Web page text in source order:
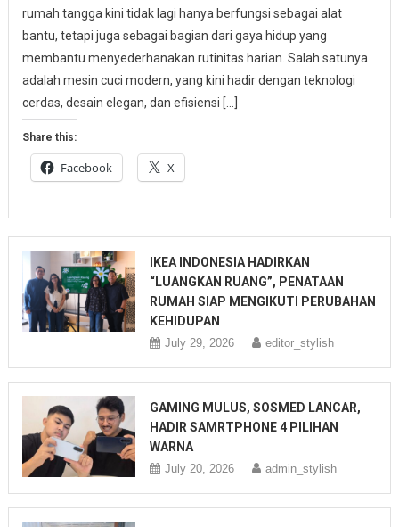
rumah tangga kini tidak lagi hanya berfungsi sebagai alat
bantu, tetapi juga sebagai bagian dari gaya hidup yang
membantu menyederhanakan rutinitas harian. Salah satunya
adalah mesin cuci modern, yang kini hadir dengan teknologi
cerdas, desain elegan, dan efisiensi […]
Share this:
Facebook X
IKEA INDONESIA HADIRKAN
“LUANGKAN RUANG”, PENATAAN
RUMAH SIAP MENGIKUTI PERUBAHAN
KEHIDUPAN
July 29, 2026 editor_stylish
GAMING MULUS, SOSMED LANCAR,
HADIR SAMRTPHONE 4 PILIHAN
WARNA
July 20, 2026 admin_stylish